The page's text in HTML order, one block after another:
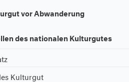
vor Abwanderung
des nationalen Kulturgutes
Kulturgut